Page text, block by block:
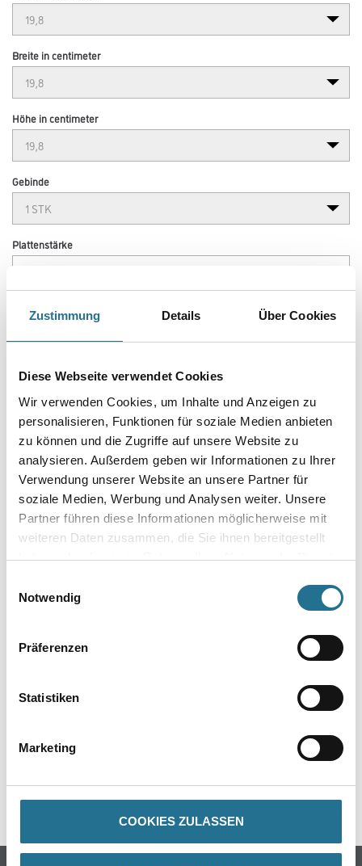
Zustimmung Details Über Cookies
Diese Webseite verwendet Cookies
Wir verwenden Cookies, um Inhalte und Anzeigen zu
personalisieren, Funktionen für soziale Medien anbieten
zu können und die Zugriffe auf unsere Website zu
analysieren. Außerdem geben wir Informationen zu Ihrer
Verwendung unserer Website an unsere Partner für
soziale Medien, Werbung und Analysen weiter. Unsere
Partner führen diese Informationen möglicherweise mit
weiteren Daten zusammen, die Sie ihnen bereitgestellt
haben oder die sie im Rahmen Ihrer Nutzung der Dienste
Notwendig
Präferenzen
Statistiken
Marketing
COOKIES ZULASSEN
Breite in centimeter
Höhe in centimeter
Gebinde
Plattenstärke
Umrechnungsfaktoren
PRODUKTEIGENSCHAFTEN
- Format 198 x 198 mm
GEFAHRENHINWEISE
SPEZIFIKATIONEN